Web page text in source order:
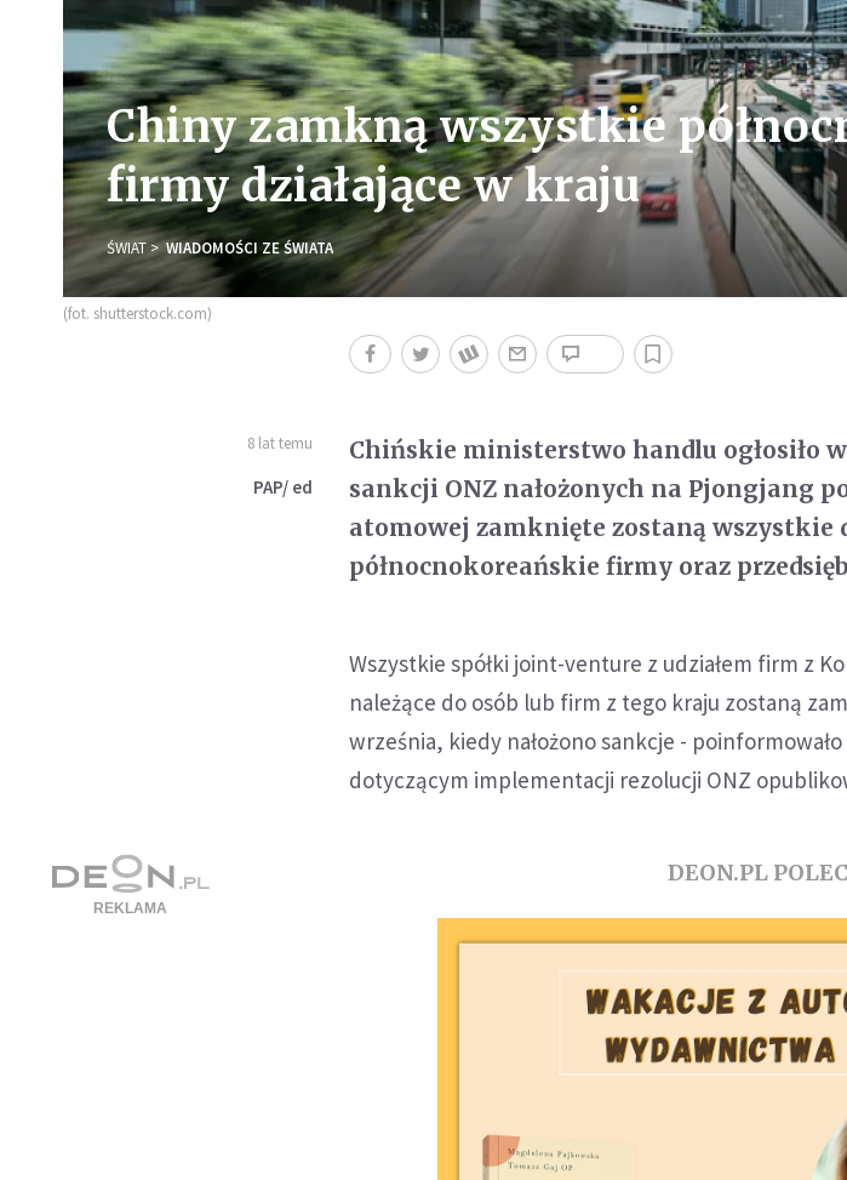
Chiny zamkną wszystkie
firmy działające w kraju
ŚWIAT WIADOMOŚCI ZE ŚWIATA
(fot. shutterstock.com)
8 lat temu
PAP/ ed
Chińskie ministerstwo handlu ogłosiło
sankcji ONZ nałożonych na Pjongjang
atomowej zamknięte zostaną wszystkie
północnokoreańskie firmy oraz
Wszystkie spółki joint-venture z udziałem firm z
należące do osób lub firm z tego kraju zostaną
września, kiedy nałożono sankcje -
dotyczącym implementacji rezolucji ONZ
DEON.PL